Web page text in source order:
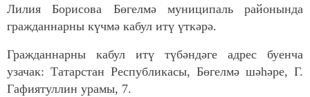
Лилия Борисова Бөгелмә муниципаль районында
гражданнарны күчмә кабул итү үткәрә.
Гражданнарны кабул итү түбәндәге адрес буенча
узачак: Татарстан Республикасы, Бөгелмә шәһәре, Г.
Гафиятуллин урамы, 7.